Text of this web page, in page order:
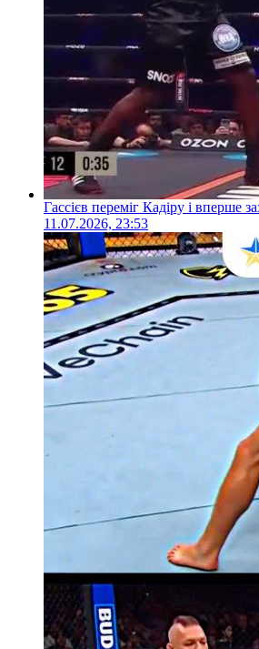
Гассієв переміг Кадіру і вперше
11.07.2026, 23:53